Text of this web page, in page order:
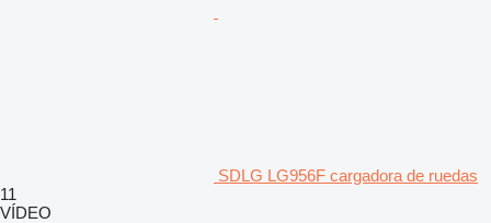
SDLG LG956F cargadora de ruedas
11
VÍDEO